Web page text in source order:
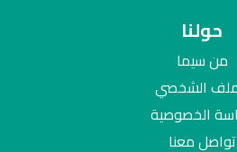
حولنا
من سيما
الشخصي
الخصوصية
تواصل معنا